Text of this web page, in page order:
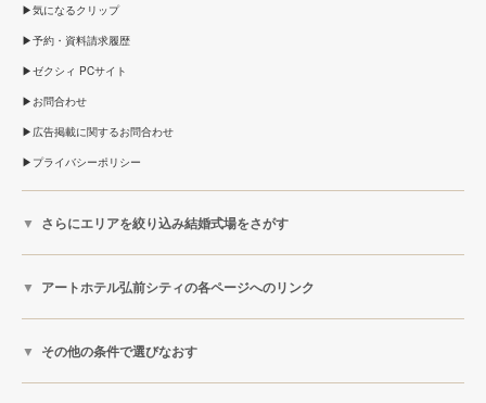
気になるクリップ
予約・資料請求履歴
ゼクシィ PCサイト
お問合わせ
広告掲載に関するお問合わせ
プライバシーポリシー
さらにエリアを絞り込み結婚式場をさがす
アートホテル弘前シティの各ページへのリンク
その他の条件で選びなおす